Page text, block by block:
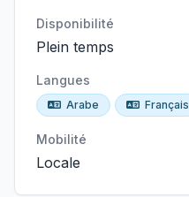
Disponibilité
Plein temps
Langues
Arabe Français
Mobilité
Locale